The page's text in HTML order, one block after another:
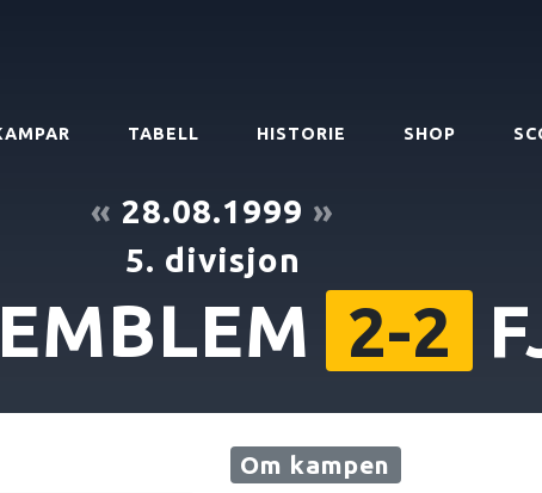
TABELL HISTORIE SHOP
« 28.08.1999 »
5. divisjon
2-2
Om kampen